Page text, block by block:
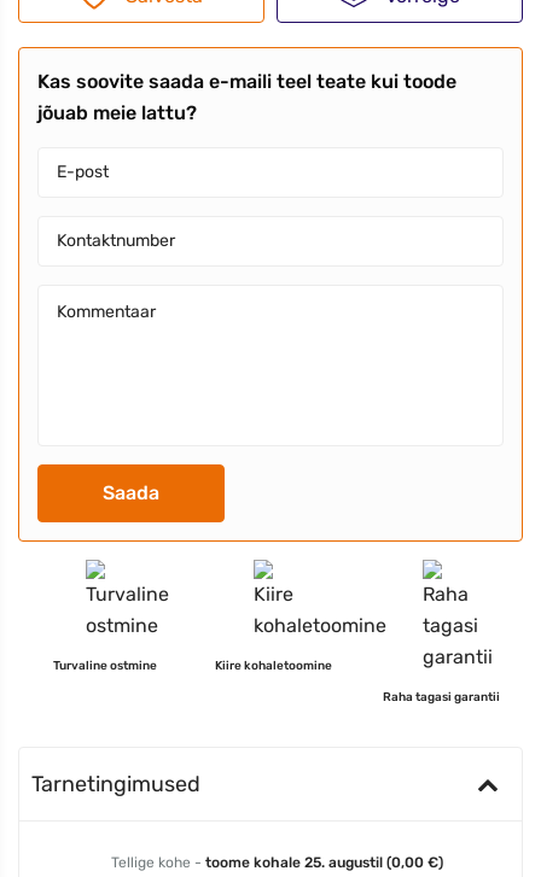
Kas soovite saada e-maili teel teate kui toode
jõuab meie lattu?
Saada
Turvaline ostmine Kiire kohaletoomine
Raha tagasi garantii
Tarnetingimused
Tellige kohe - toome kohale 25. augustil (0,00 €)